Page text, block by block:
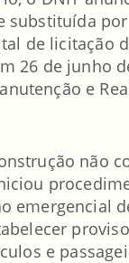
substituída
de licitação
26 de junho
e
não
emergencial
e